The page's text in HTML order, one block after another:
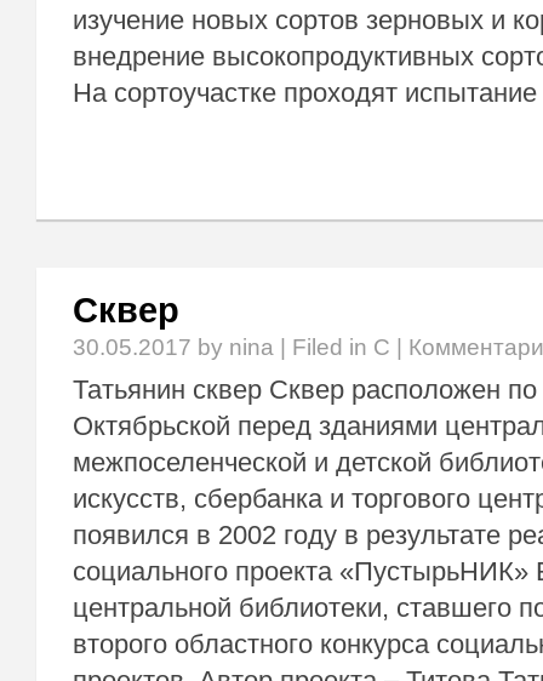
изучение новых сортов зерновых и
внедрение высокопродуктивных
На сортоучастке проходят
Сквер
30.05.2017 by nina | Filed in С
Татьянин сквер Сквер расположен
Октябрьской перед зданиями
межпоселенческой и детской
искусств, сбербанка и торгового
появился в 2002 году в результате
социального проекта «ПустырьНИК»
центральной библиотеки, ставшего
второго областного конкурса